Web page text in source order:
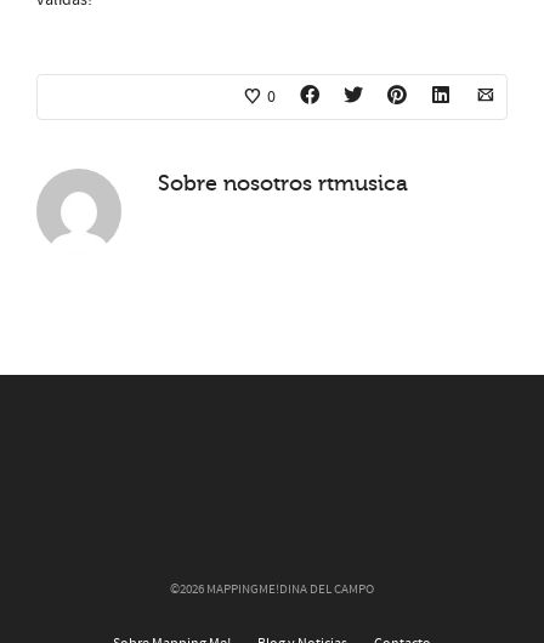
0
Sobre nosotros rtmusica
©2026 MAPPINGME!DINA DEL CAMPO